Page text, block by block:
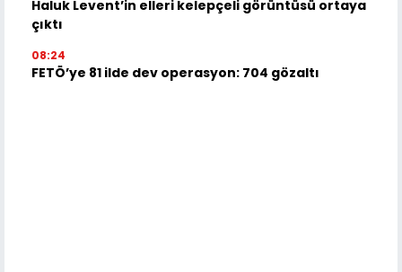
Haluk Levent’in elleri kelepçeli görüntüsü ortaya
çıktı
08:24
FETÖ’ye 81 ilde dev operasyon: 704 gözaltı